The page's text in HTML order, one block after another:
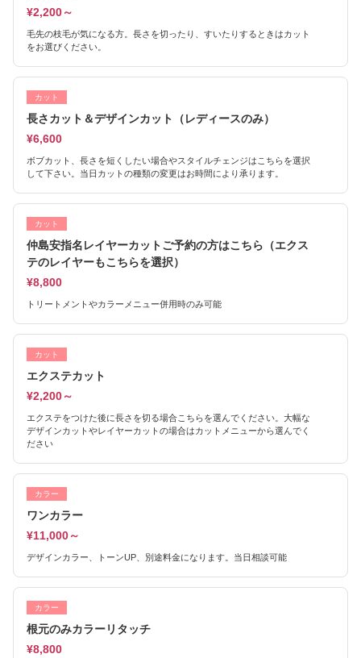
¥2,200～
毛先の枝毛が気になる方。長さを切ったり、すいたりするときはカット
をお選びください。
カット
長さカット＆デザインカット（レディースのみ）
¥6,600
ボブカット、長さを短くしたい場合やスタイルチェンジはこちらを選択
して下さい。当日カットの種類の変更はお時間により承ります。
カット
仲島安指名レイヤーカットご予約の方はこちら（エクス
テのレイヤーもこちらを選択）
¥8,800
トリートメントやカラーメニュー併用時のみ可能
カット
エクステカット
¥2,200～
エクステをつけた後に長さを切る場合こちらを選んでください。大幅な
デザインカットやレイヤーカットの場合はカットメニューから選んでく
ださい
カラー
ワンカラー
¥11,000～
デザインカラー、トーンUP、別途料金になります。当日相談可能
カラー
根元のみカラーリタッチ
¥8,800